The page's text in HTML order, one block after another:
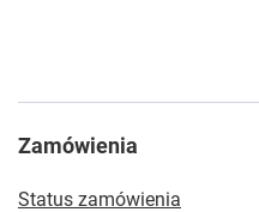
Zamówienia
Status zamówienia